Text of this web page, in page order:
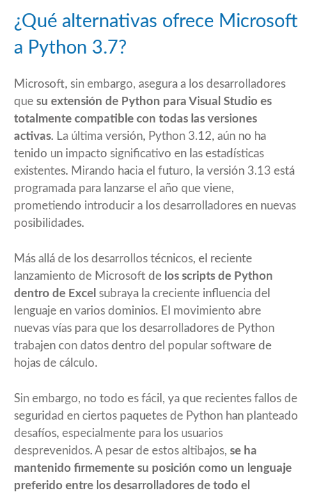
¿Qué alternativas ofrece Microsoft
a Python 3.7?
Microsoft, sin embargo, asegura a los desarrolladores
que su extensión de Python para Visual Studio es
totalmente compatible con todas las versiones
activas. La última versión, Python 3.12, aún no ha
tenido un impacto significativo en las estadísticas
existentes. Mirando hacia el futuro, la versión 3.13 está
programada para lanzarse el año que viene,
prometiendo introducir a los desarrolladores en nuevas
posibilidades.
Más allá de los desarrollos técnicos, el reciente
lanzamiento de Microsoft de los scripts de Python
dentro de Excel subraya la creciente influencia del
lenguaje en varios dominios. El movimiento abre
nuevas vías para que los desarrolladores de Python
trabajen con datos dentro del popular software de
hojas de cálculo.
Sin embargo, no todo es fácil, ya que recientes fallos de
seguridad en ciertos paquetes de Python han planteado
desafíos, especialmente para los usuarios
desprevenidos. A pesar de estos altibajos, se ha
mantenido firmemente su posición como un lenguaje
preferido entre los desarrolladores de todo el